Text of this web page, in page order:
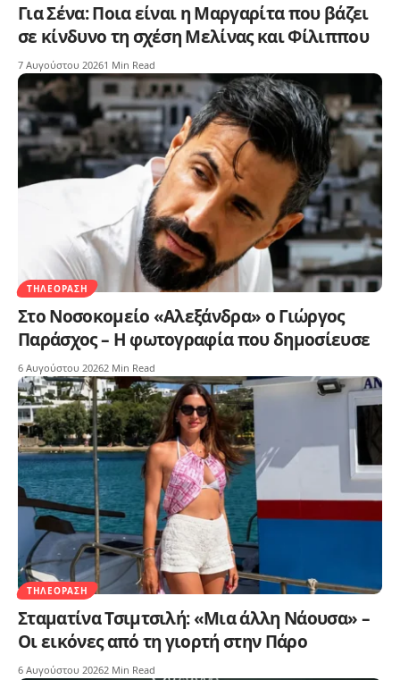
Για Σένα: Ποια είναι η Μαργαρίτα που βάζει
σε κίνδυνο τη σχέση Μελίνας και Φίλιππου
7 Αυγούστου 20261 Min Read
ΤΗΛΕΌΡΑΣΗ
Στο Νοσοκομείο «Αλεξάνδρα» ο Γιώργος
Παράσχος – Η φωτογραφία που δημοσίευσε
6 Αυγούστου 20262 Min Read
ΤΗΛΕΌΡΑΣΗ
Σταματίνα Τσιμτσιλή: «Μια άλλη Νάουσα» –
Οι εικόνες από τη γιορτή στην Πάρο
6 Αυγούστου 20262 Min Read